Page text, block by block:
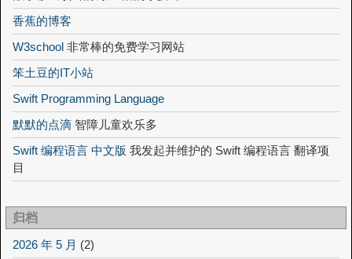
香蕉的博客
W3school 非常棒的免费学习网站
笨土豆的IT小站
Swift Programming Language
默默的点滴 智障儿童欢乐多
Swift 编程语言 中文版 我发起并维护的 Swift 编程语言 翻译项
目
归档
2026 年 5 月 (2)